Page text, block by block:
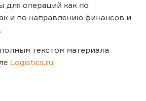
для операций как по
и по направлению финансов и
текстом материала
Logistics.ru